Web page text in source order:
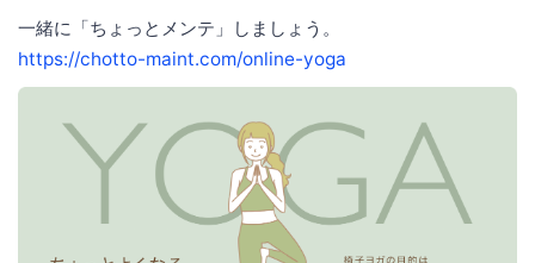
一緒に「ちょっとメンテ」しましょう。
https://chotto-maint.com/online-yoga